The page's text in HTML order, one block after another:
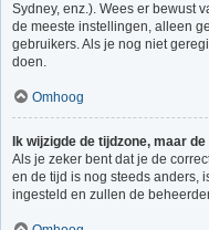
Sydney, enz.). Wees er bewust
de meeste instellingen, alleen
gebruikers. Als je nog niet
doen.
Omhoog
Ik wijzigde de tijdzone, maar
Als je zeker bent dat je de
en de tijd is nog steeds anders,
ingesteld en zullen de